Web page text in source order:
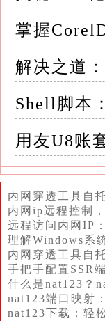
您可以点击
盘时备份
使用第三方
装最新版本的
2.创建备份
- 在“源”区域
- 在“目的地”
3.设置计划任
及是否需要在
4.开始备份 -
掌握
解决之道
Shell脚本
用友U8账
内网穿透工具自
内网ip远程控制
远程访问内网IP
理解Windows系
内网穿透工具自
手把手配置SSR
什么是nat123？
nat123端口映射
nat123下载：轻